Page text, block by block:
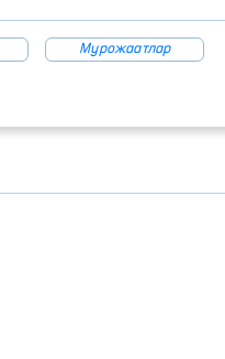
Мурожаатлар